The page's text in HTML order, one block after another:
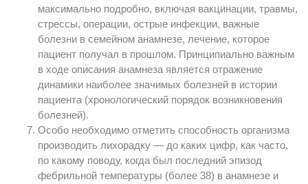
максимально подробно, включая вакцинации, травмы,
стрессы, операции, острые инфекции, важные
болезни в семейном анамнезе, лечение, которое
пациент получал в прошлом. Принципиально важным
в ходе описания анамнеза является отражение
динамики наиболее значимых болезней в истории
пациента (хронологический порядок возникновения
болезней).
Особо необходимо отметить способность организма
производить лихорадку — до каких цифр, как часто,
по какому поводу, когда был последний эпизод
фебрильной температуры (более 38) в анамнезе и